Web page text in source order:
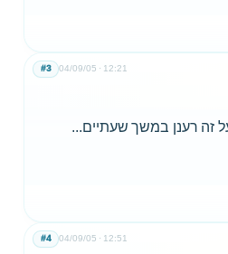
04/09/05 12:21
#3
זה רענן במשך שעתיים...
04/09/05 12:51
#4